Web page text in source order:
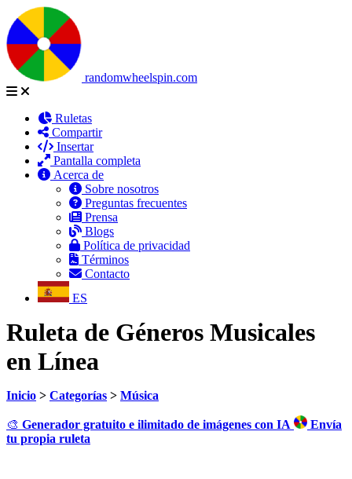
randomwheelspin.com
Ruletas
Compartir
Insertar
Pantalla completa
Acerca de
Sobre nosotros
Preguntas frecuentes
Prensa
Blogs
Política de privacidad
Términos
Contacto
ES
Ruleta de Géneros Musicales
en Línea
Inicio > Categorías > Música
🎨 Generador gratuito e ilimitado de imágenes con IA
Envía
tu propia ruleta